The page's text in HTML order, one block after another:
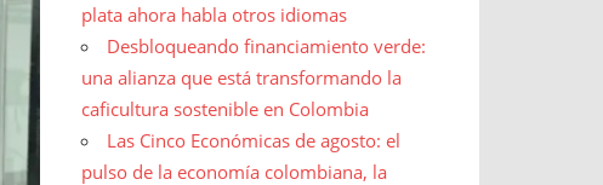
plata ahora habla otros idiomas
Desbloqueando financiamiento verde:
una alianza que está transformando la
caficultura sostenible en Colombia
Las Cinco Económicas de agosto: el
pulso de la economía colombiana, la